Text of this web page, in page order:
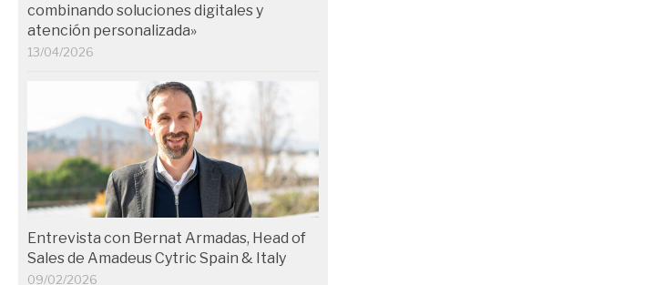
combinando soluciones digitales y
atención personalizada»
13/04/2026
Entrevista con Bernat Armadas, Head of
Sales de Amadeus Cytric Spain & Italy
09/02/2026